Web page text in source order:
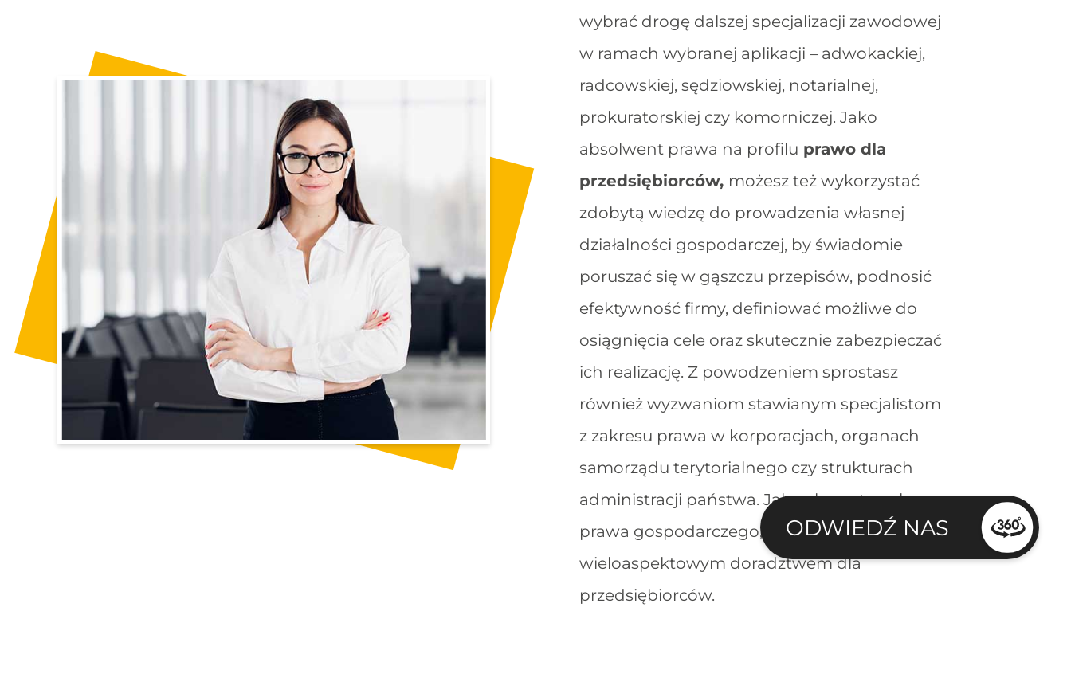
ODWIEDŹ NAS
wybrać drogę dalszej specjalizacji zawodowej
w ramach wybranej aplikacji – adwokackiej,
radcowskiej, sędziowskiej, notarialnej,
prokuratorskiej czy komorniczej. Jako
absolwent prawa na profilu prawo dla
przedsiębiorców, możesz też wykorzystać
zdobytą wiedzę do prowadzenia własnej
działalności gospodarczej, by świadomie
poruszać się w gąszczu przepisów, podnosić
efektywność firmy, definiować możliwe do
osiągnięcia cele oraz skutecznie zabezpieczać
ich realizację. Z powodzeniem sprostasz
również wyzwaniom stawianym specjalistom
z zakresu prawa w korporacjach, organach
samorządu terytorialnego czy strukturach
administracji państwa. Jako ekspert z zakresu
prawa gospodarczego, możesz też zająć się
wieloaspektowym doradztwem dla
przedsiębiorców.